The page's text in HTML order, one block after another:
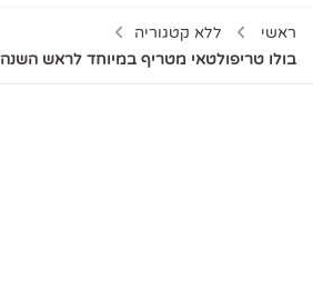
ראשי
ללא קטגוריה
בולו טריפולטאי מטריף במיוחד לראש השנה